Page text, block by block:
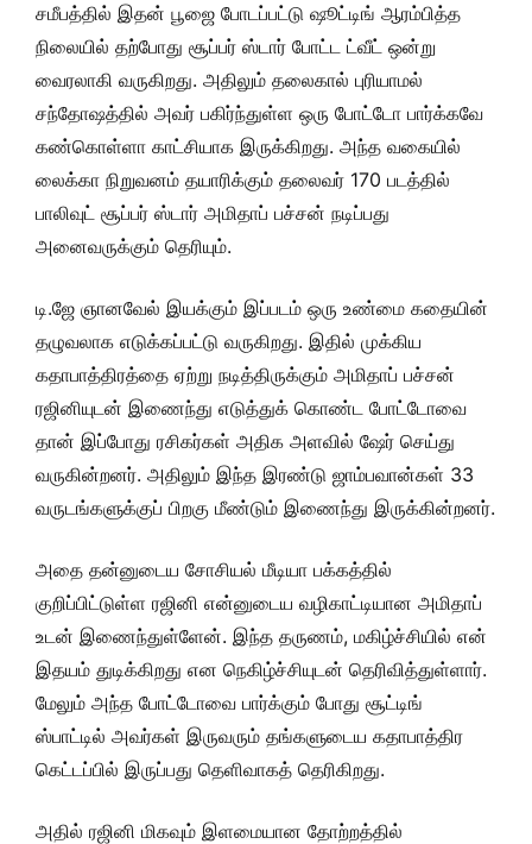
சமீபத்தில் இதன் பூஜை போடப்பட்டு ஷூட்டிங் ஆரம்பித்த
நிலையில் தற்போது சூப்பர் ஸ்டார் போட்ட ட்வீட் ஒன்று
வைரலாகி வருகிறது. அதிலும் தலைகால் புரியாமல்
சந்தோஷத்தில் அவர் பகிர்ந்துள்ள ஒரு போட்டோ பார்க்கவே
கண்கொள்ளா காட்சியாக இருக்கிறது. அந்த வகையில்
லைக்கா நிறுவனம் தயாரிக்கும் தலைவர் 170 படத்தில்
பாலிவுட் சூப்பர் ஸ்டார் அமிதாப் பச்சன் நடிப்பது
அனைவருக்கும் தெரியும்.
டி.ஜே ஞானவேல் இயக்கும் இப்படம் ஒரு உண்மை கதையின்
தழுவலாக எடுக்கப்பட்டு வருகிறது. இதில் முக்கிய
கதாபாத்திரத்தை ஏற்று நடித்திருக்கும் அமிதாப் பச்சன்
ரஜினியுடன் இணைந்து எடுத்துக் கொண்ட போட்டோவை
தான் இப்போது ரசிகர்கள் அதிக அளவில் ஷேர் செய்து
வருகின்றனர். அதிலும் இந்த இரண்டு ஜாம்பவான்கள் 33
வருடங்களுக்குப் பிறகு மீண்டும் இணைந்து இருக்கின்றனர்.
அதை தன்னுடைய சோசியல் மீடியா பக்கத்தில்
குறிப்பிட்டுள்ள ரஜினி என்னுடைய வழிகாட்டியான அமிதாப்
உடன் இணைந்துள்ளேன். இந்த தருணம், மகிழ்ச்சியில் என்
இதயம் துடிக்கிறது என நெகிழ்ச்சியுடன் தெரிவித்துள்ளார்.
மேலும் அந்த போட்டோவை பார்க்கும் போது சூட்டிங்
ஸ்பாட்டில் அவர்கள் இருவரும் தங்களுடைய கதாபாத்திர
கெட்டப்பில் இருப்பது தெளிவாகத் தெரிகிறது.
அதில் ரஜினி மிகவும் இளமையான தோற்றத்தில்